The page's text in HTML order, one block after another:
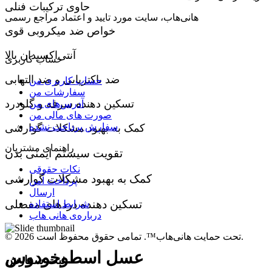
حاوی ترکیبات فنلی
خواص ضد میکروبی قوی
آنتی‌اکسیدان بالا
ضد باکتریایی و ضد التهابی
تسکین دهنده سرفه و گلودرد
کمک به بهبود مشکلات گوارشی
تقویت سیستم ایمنی بدن
کمک به بهبود مشکلات گوارشی
تسکین دهنده دردهای مفصلی
عسل اسطوخودوس
هانی‌هاب، سایت مورد تایید و اعتماد مراجع رسمی
حساب کاربری
حساب کاربری من
سفارشات من
آدرس‌های من
صورت های مالی من
سفارش پرداخت نشده
راهنمای مشتریان
نکات حقوقی
پرداخت امن
ارسال
شرایط استفاده
درباره‌ی هانی هاب
© 2026 تحت حمایت هانی‌هاب™. تمامی حقوق محفوظ است.
ثبت سفارش